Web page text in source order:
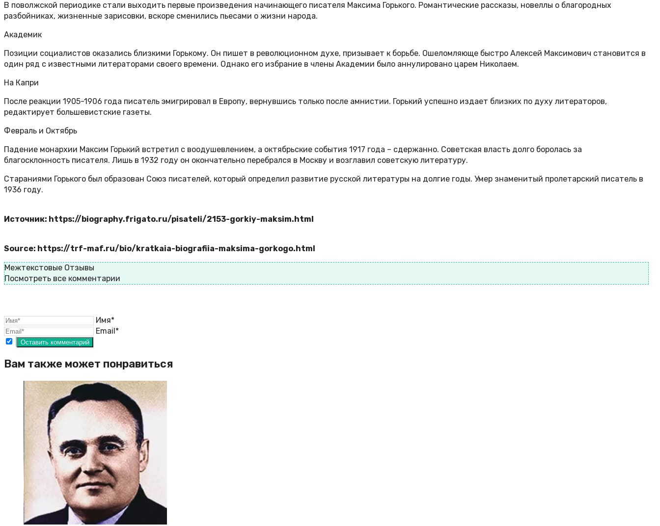
В поволжской периодике стали выходить первые произведения начинающего писателя Максима Горького. Романтические рассказы, новеллы о благородных
разбойниках, жизненные зарисовки, вскоре сменились пьесами о жизни народа.
Академик
Позиции социалистов оказались близкими Горькому. Он пишет в революционном духе, призывает к борьбе. Ошеломляюще быстро Алексей Максимович становится в
один ряд с известными литераторами своего времени. Однако его избрание в члены Академии было аннулировано царем Николаем.
На Капри
После реакции 1905-1906 года писатель эмигрировал в Европу, вернувшись только после амнистии. Горький успешно издает близких по духу литераторов,
редактирует большевистские газеты.
Февраль и Октябрь
Падение монархии Максим Горький встретил с воодушевлением, а октябрьские события 1917 года – сдержанно. Советская власть долго боролась за
благосклонность писателя. Лишь в 1932 году он окончательно перебрался в Москву и возглавил советскую литературу.
Стараниями Горького был образован Союз писателей, который определил развитие русской литературы на долгие годы. Умер знаменитый пролетарский писатель в
1936 году.
Источник: https://biography.frigato.ru/pisateli/2153-gorkiy-maksim.html
Source: https://trf-maf.ru/bio/kratkaia-biografiia-maksima-gorkogo.html
Межтекстовые Отзывы
Посмотреть все комментарии
Имя*
Email*
Вам также может понравиться